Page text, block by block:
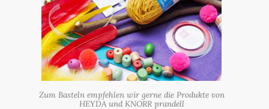
Zum Basteln empfehlen wir gerne die Produkte von
HEYDA und KNORR prandell